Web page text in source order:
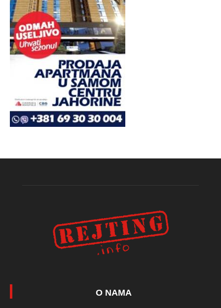
O NAMA